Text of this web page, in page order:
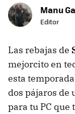
Manu
Editor
Las rebajas de
mejorcito en
esta
dos pájaros de
para tu PC que